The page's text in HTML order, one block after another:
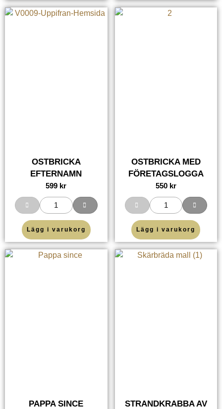
OSTBRICKA
EFTERNAMN
599 kr
Lägg i varukorg
OSTBRICKA MED
FÖRETAGSLOGGA
550 kr
Lägg i varukorg
PAPPA SINCE
STRANDKRABBA AV